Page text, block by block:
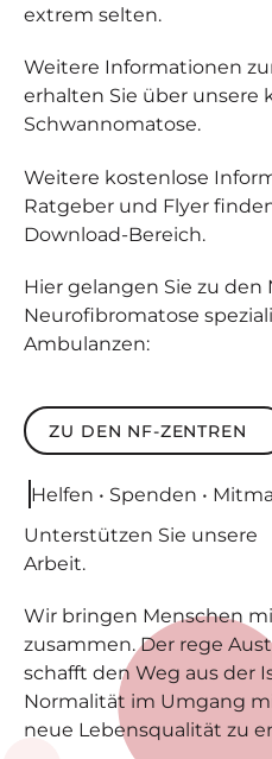
extrem selten.
Weitere Informationen
erhalten Sie über unsere
Schwannomatose.
Weitere kostenlose
Ratgeber und Flyer
Download-Bereich.
Hier gelangen Sie zu den
Neurofibromatose
Ambulanzen:
zu den NF-Zentren
ZU DEN NF-ZENTREN
Helfen • Spenden •
Unterstützen Sie unsere
Arbeit.
Wir bringen Menschen
zusammen. Der rege
schafft den Weg aus der
Normalität im Umgang
neue Lebensqualität zu